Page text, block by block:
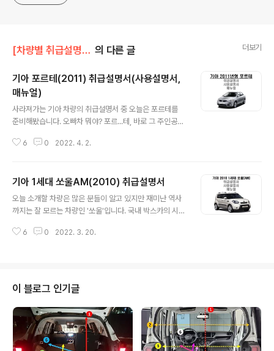
[차량별 취급설명서]/기아차 취급설명서 의 다른 글 더보기
기아 포르테(2011) 취급설명서(사용설명서,
매뉴얼)
사라져가는 기아 차량의 취급설명서 중 오늘은 포르테를
준비해봤습니다. 오빠차 뭐야? 포르...테, 바로 그 주인공이
부식문제라던지 기타 약점도 많았던 차량이긴해도 분명히
도 있었고 해치백인 포르테 5도어 모델도 있었습니다. 아
마 동시대 차량이었던 아반떼HD와는 다르게 디젤 모델은
출시되지 않았지만 가솔린과 LPi모델이 출시되었고 LPi모
크를 온전히 쓸 수 있는 아주 드문 차량이기도 했습니다.
6 0 2022. 4. 2.
기아 1세대 쏘울AM(2010) 취급설명서
오늘 소개할 차량은 많은 분들이 알고 있지만 재미난 역사
까지는 잘 모르는 차량인 '쏘울'입니다. 국내 박스카의 시초
받지 못했지만 북미에서는 다릅니다. 한 때 일명 '이효리
기아 쏘울은 이러한 박스카 시장에서 가장 늦게 나타난 녀
석이기도 하죠. 그러나 쏘울의 돌풍은 무서울 정도였습니
다. 아기자기하고 실용성 좋은 일본 박스카가 점령한 시장
을 서서히 잠식하기 시작하더니 어느 순간 판매량 1위를 탈
환했고 그 역사는 계속 이어지고 있으며 심지어 일본 박스
카 브랜드의 시장 철수를 시키기까지 했..
6 0 2022. 3. 20.
이 블로그 인기글